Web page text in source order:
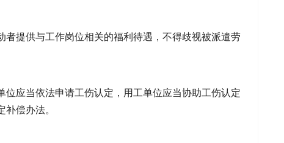
者提供与工作岗位相关的福利待遇，不得歧视被派遣劳
位应当依法申请工伤认定，用工单位应当协助工伤认定
偿办法。